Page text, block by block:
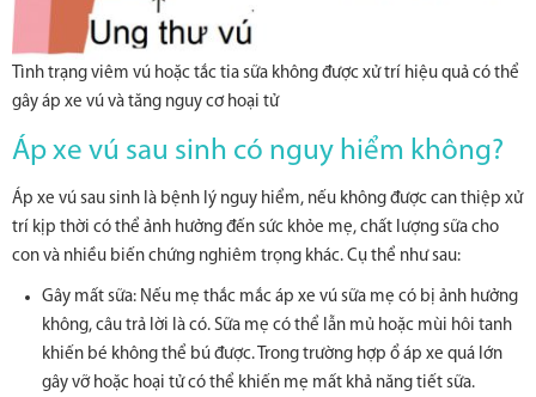
Tình trạng viêm vú hoặc tắc tia sữa không được xử trí hiệu quả có thể
gây áp xe vú và tăng nguy cơ hoại tử
Áp xe vú sau sinh có nguy hiểm không?
Áp xe vú sau sinh là bệnh lý nguy hiểm, nếu không được can thiệp xử
trí kịp thời có thể ảnh hưởng đến sức khỏe mẹ, chất lượng sữa cho
con và nhiều biến chứng nghiêm trọng khác. Cụ thể như sau:
Gây mất sữa: Nếu mẹ thắc mắc áp xe vú sữa mẹ có bị ảnh hưởng
không, câu trả lời là có. Sữa mẹ có thể lẫn mủ hoặc mùi hôi tanh
khiến bé không thể bú được. Trong trường hợp ổ áp xe quá lớn
gây vỡ hoặc hoại tử có thể khiến mẹ mất khả năng tiết sữa.